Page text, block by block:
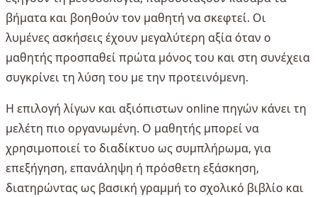
βήματα και βοηθούν τον μαθητή να σκεφτεί. Οι
λυμένες ασκήσεις έχουν μεγαλύτερη αξία όταν ο
μαθητής προσπαθεί πρώτα μόνος του και στη συνέχεια
συγκρίνει τη λύση του με την προτεινόμενη.
Η επιλογή λίγων και αξιόπιστων online πηγών κάνει τη
μελέτη πιο οργανωμένη. Ο μαθητής μπορεί να
χρησιμοποιεί το διαδίκτυο ως συμπλήρωμα, για
επεξήγηση, επανάληψη ή πρόσθετη εξάσκηση,
διατηρώντας ως βασική γραμμή το σχολικό βιβλίο και